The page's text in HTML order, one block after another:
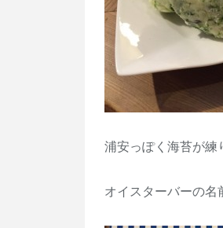
浦安っぽく海苔が練
オイスターバーの名